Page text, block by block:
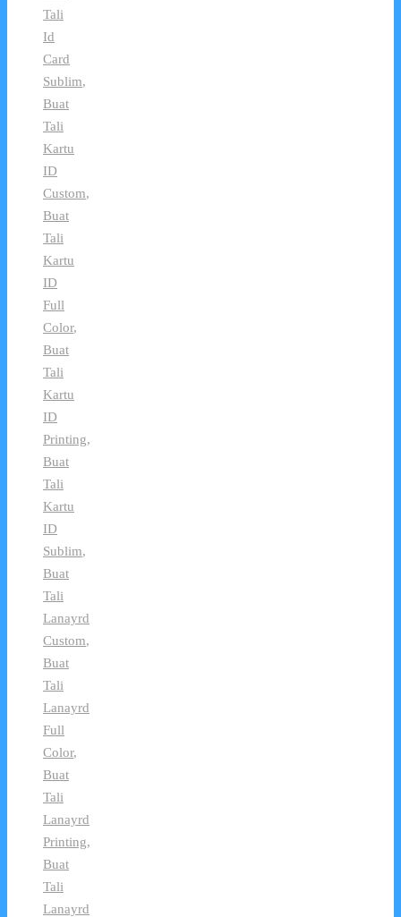
Tali
Id
Card
Sublim,
Buat
Tali
Kartu
ID
Custom,
Buat
Tali
Kartu
ID
Full
Color,
Buat
Tali
Kartu
ID
Printing,
Buat
Tali
Kartu
ID
Sublim,
Buat
Tali
Lanayrd
Custom,
Buat
Tali
Lanayrd
Full
Color,
Buat
Tali
Lanayrd
Printing,
Buat
Tali
Lanayrd